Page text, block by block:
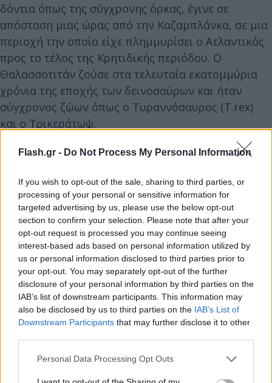
Flash.gr - Do Not Process My Personal Information
If you wish to opt-out of the sale, sharing to third parties, or
processing of your personal or sensitive information for
targeted advertising by us, please use the below opt-out
section to confirm your selection. Please note that after your
opt-out request is processed you may continue seeing
interest-based ads based on personal information utilized by
us or personal information disclosed to third parties prior to
your opt-out. You may separately opt-out of the further
disclosure of your personal information by third parties on the
IAB’s list of downstream participants. This information may
also be disclosed by us to third parties on the IAB’s List of
Downstream Participants that may further disclose it to other
Please note that this website/app uses one or more Google
Personal Data Processing Opt Outs
δόντια όπως της σύγχρονης όρκας, έγινε σε
απόσταση μιας ώρας από την Καζαμπλάνκα, σε μια
περιοχή την οποία είχε πλημμυρίσει ο Ατλαντικός
προς το τέλος της Κρητιδικής περιόδου. Ο
Θαλασσοτιτάν ζούσε στα τελευταία εκατομμύρια
χρόνια της εποχής των δεινοσαύρων και ήταν
σύγχρονος ζώων όπως ο Τυραννόσαυρος (T.rex)
και ο Τρικεράτωψ.